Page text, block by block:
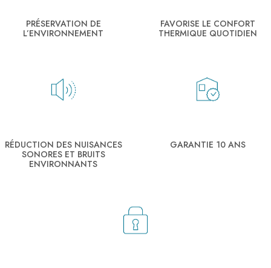
PRÉSERVATION DE
L’ENVIRONNEMENT
FAVORISE LE CONFORT
THERMIQUE QUOTIDIEN
RÉDUCTION DES NUISANCES
SONORES ET BRUITS
ENVIRONNANTS
GARANTIE 10 ANS